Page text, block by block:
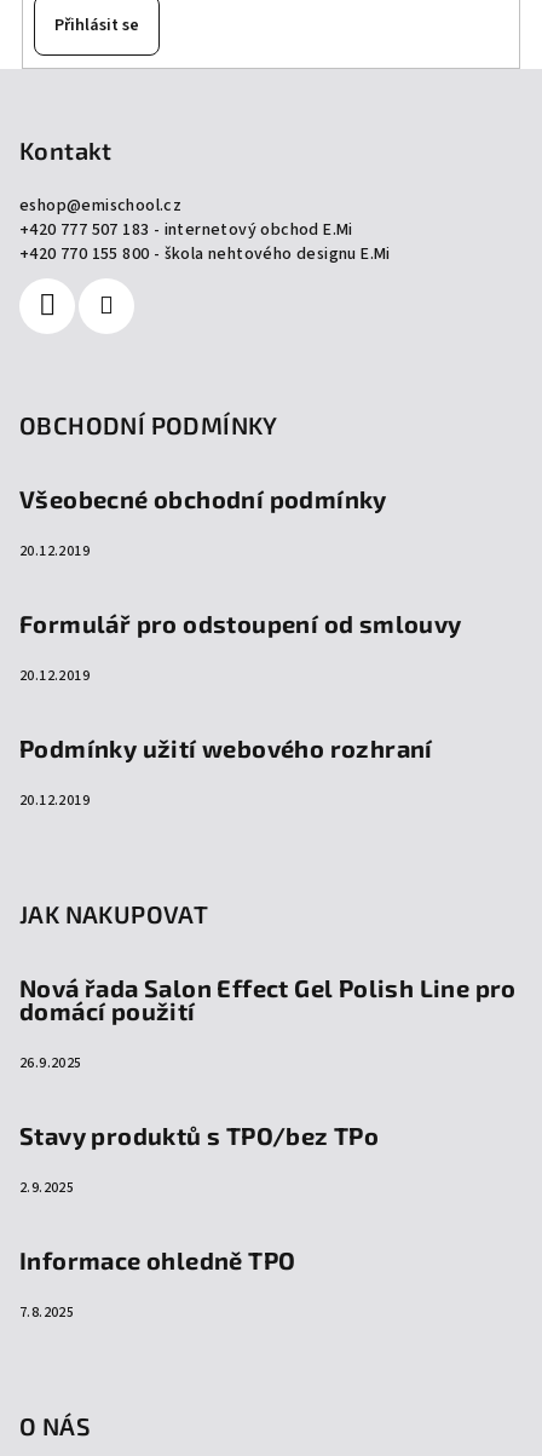
Přihlásit se
Kontakt
eshop@emischool.cz
+420 777 507 183 - internetový obchod E.Mi
+420 770 155 800 - škola nehtového designu E.Mi
OBCHODNÍ PODMÍNKY
Všeobecné obchodní podmínky
20.12.2019
Formulář pro odstoupení od smlouvy
20.12.2019
Podmínky užití webového rozhraní
20.12.2019
JAK NAKUPOVAT
Nová řada Salon Effect Gel Polish Line pro
domácí použití
26.9.2025
Stavy produktů s TPO/bez TPo
2.9.2025
Informace ohledně TPO
7.8.2025
O NÁS